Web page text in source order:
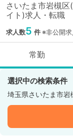
さいたま市岩槻
イト)求人・転職
求人数5 件※非公開求
常勤
選択中の検索条件
埼玉県さいたま市